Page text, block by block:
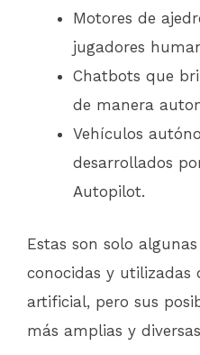
Motores de
jugadores
Chatbots que
de manera
Vehículos
desarrollados
Autopilot.
Estas son solo
conocidas y utilizadas
artificial, pero sus
más amplias y